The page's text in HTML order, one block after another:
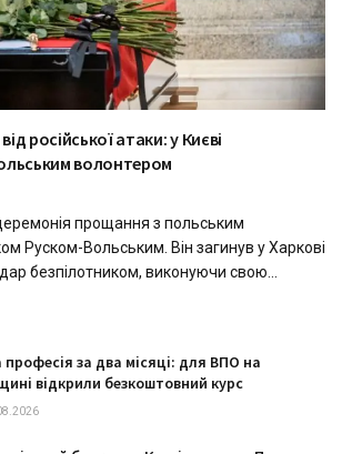
російської атаки: у Києві
волонтером
прощання з польським
Руском-Вольським. Він загинув у Харкові
безпілотником, виконуючи свою...
професія за два місяці: для ВПО на
відкрили безкоштовний курс